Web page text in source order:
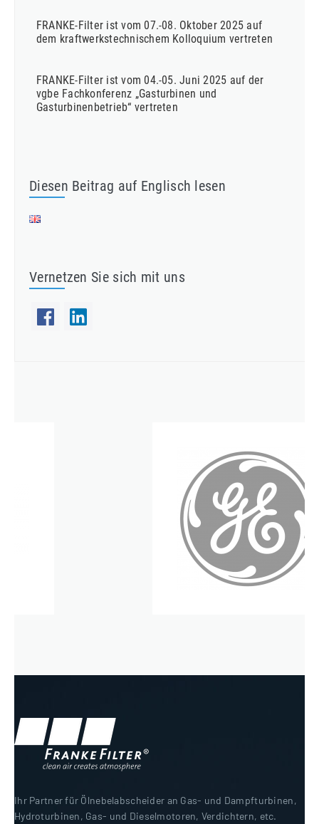
FRANKE-Filter ist vom 07.-08. Oktober 2025 auf
dem kraftwerkstechnischem Kolloquium vertreten
FRANKE-Filter ist vom 04.-05. Juni 2025 auf der
vgbe Fachkonferenz „Gasturbinen und
Gasturbinenbetrieb“ vertreten
Diesen Beitrag auf Englisch lesen
Vernetzen Sie sich mit uns
Ihr Partner für Ölnebelabscheider an Gas- und Dampfturbinen,
Hydroturbinen, Gas- und Dieselmotoren, Verdichtern, etc.